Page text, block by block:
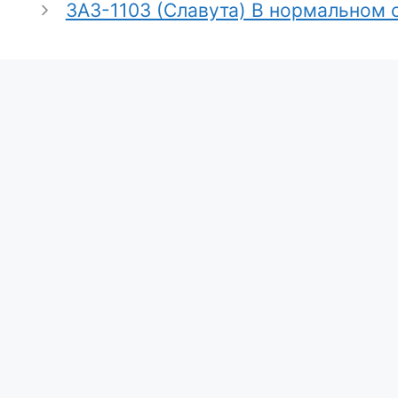
ЗАЗ-1103 (Славута) В нормальном